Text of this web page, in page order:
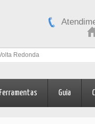
Ferramentas Guia